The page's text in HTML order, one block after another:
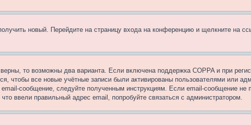
новый. Перейдите на страницу входа на конференцию и щелкните на
то возможны два варианта. Если включена поддержка COPPA и при
чтобы все новые учётные записи были активированы пользователями или
сообщение, следуйте полученным инструкциям. Если email-сообщение
ввели правильный адрес email, попробуйте связаться с администратором.